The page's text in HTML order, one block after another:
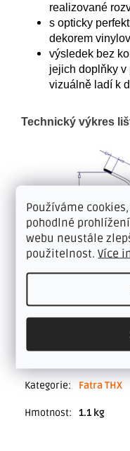
Používáme
pohodlné
webu neustále
použitelnost.Více
realizované
s opticky
dekorem
výsledek bez
jejich doplňky v
vizuálně ladí k
Technický výkres
Doplňkové
Kategorie: Fatra THX
Hmotnost: 1.1 kg